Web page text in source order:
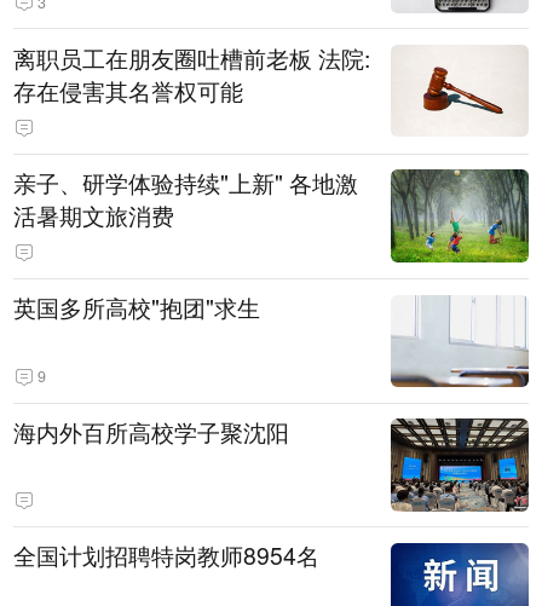
离职员工在朋友圈吐槽前老板 法院:
存在侵害其名誉权可能
亲子、研学体验持续"上新" 各地激
活暑期文旅消费
英国多所高校"抱团"求生
9
海内外百所高校学子聚沈阳
全国计划招聘特岗教师8954名